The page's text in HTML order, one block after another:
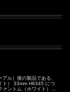
ル）後の製品である、
ト） 33mm H6345 につ
ントム（ホワイト）